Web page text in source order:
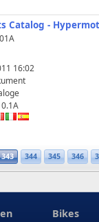
Catalog -
16:02
343 344 345 346
Bikes